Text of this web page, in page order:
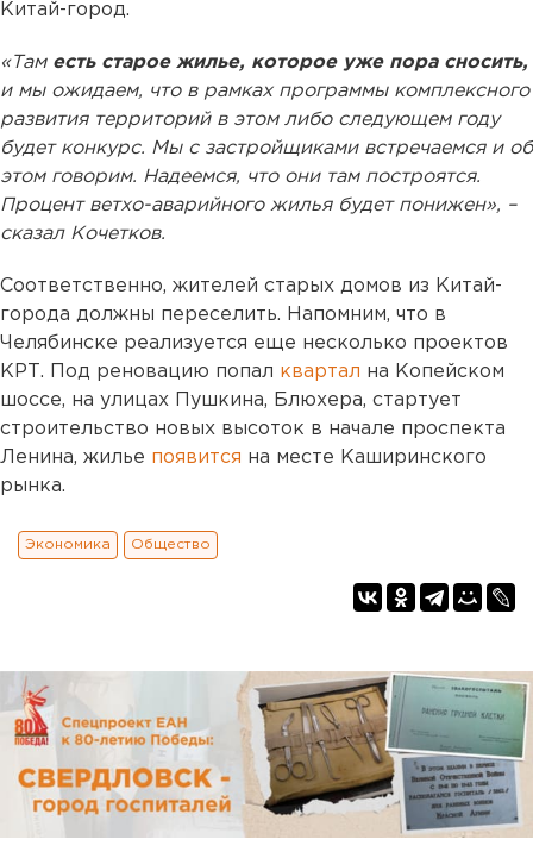
Китай-город.
«Там есть старое жилье, которое уже пора сносить,
и мы ожидаем, что в рамках программы комплексного
развития территорий в этом либо следующем году
будет конкурс. Мы с застройщиками встречаемся и об
этом говорим. Надеемся, что они там построятся.
Процент ветхо-аварийного жилья будет понижен», –
сказал Кочетков.
Соответственно, жителей старых домов из Китай-
города должны переселить. Напомним, что в
Челябинске реализуется еще несколько проектов
КРТ. Под реновацию попал квартал на Копейском
шоссе, на улицах Пушкина, Блюхера, стартует
строительство новых высоток в начале проспекта
Ленина, жилье появится на месте Каширинского
рынка.
Экономика Общество